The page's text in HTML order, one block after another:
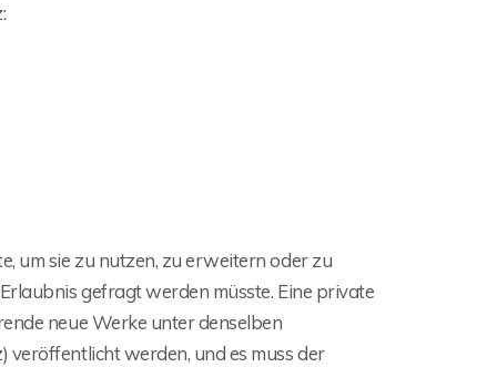
um sie zu nutzen, zu erweitern oder zu
gefragt werden müsste. Eine private
neue Werke unter denselben
veröffentlicht werden, und es muss der